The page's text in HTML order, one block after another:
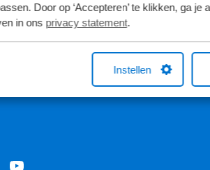
Door op ‘Accepteren’ te klikken, ga je
in ons privacy statement.
Instellen